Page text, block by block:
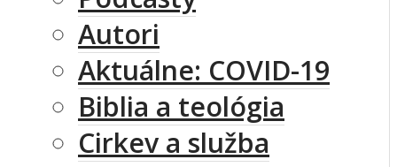
Autori
Aktuálne: COVID-19
Biblia a teológia
Cirkev a služba